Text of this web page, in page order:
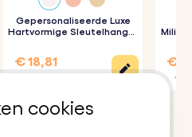
Gepersonaliseerde Luxe
Hartvormige Sleutelhanger
€ 18,81 €
€
cookies